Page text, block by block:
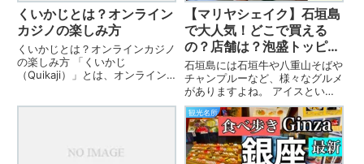
くいかじとは？オンライン
カジノの楽しみ方
くいかじとは？オンラインカジノ
の楽しみ方 「くいかじ
（Quikaji）」とは、オンライン
【マリヤシェイク】石垣島
で大人気！どこで買える
の？店舗は？泡盛トッピン
グもできる
石垣島には石垣牛や八重山そばや
チャンプルーなど、様々なグルメ
がありますよね。 アイスといえ
ば沖縄ブルーシール、といった有
名どころもいいですが、石垣島の
特産ミルクで作った、シェイクを
ご紹介します！ 島内に自社牧場
を持つ「マリヤ乳業」の生乳10...
観光名所